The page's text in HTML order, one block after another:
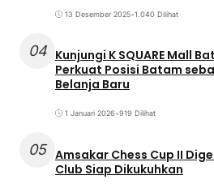
13 Desember 2025•1.040 Dilihat
04 Kunjungi K SQUARE Mall
Perkuat Posisi Batam
Belanja Baru
1 Januari 2026•919 Dilihat
05 Amsakar Chess Cup II
Club Siap Dikukuhkan